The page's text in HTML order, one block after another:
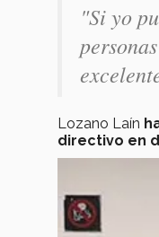
"Si yo
Lozano Laín
directivo en